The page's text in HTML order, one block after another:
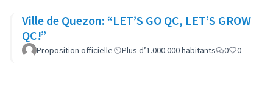
Ville de Quezon: “LET’S GO QC, LET’S GROW
QC!”
Proposition officielle Plus d’1.000.000 habitants 0 0